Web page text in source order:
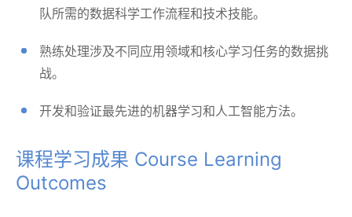
队所需的数据科学工作流程和技术技能。
熟练处理涉及不同应用领域和核心学习任务的数据挑
战。
开发和验证最先进的机器学习和人工智能方法。
课程学习成果 Course Learning
Outcomes